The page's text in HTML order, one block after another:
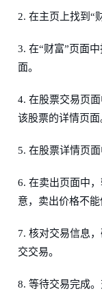
2. 在主页上找到“
3. 在“财富”页面
面。
4. 在股票交易页
该股票的详情页面
5. 在股票详情页面
6. 在卖出页面中
意，卖出价格不能
7. 核对交易信息
交交易。
8. 等待交易完成